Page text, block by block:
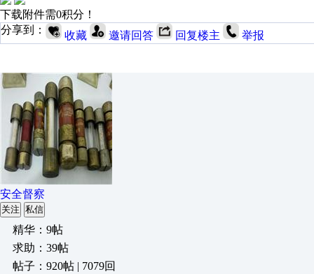
下载附件需0积分！
分享到：
收藏 邀请回答 回复楼主 举报
安全督察
关注 私信
精华：9帖
求助：39帖
帖子：920帖 | 7079回